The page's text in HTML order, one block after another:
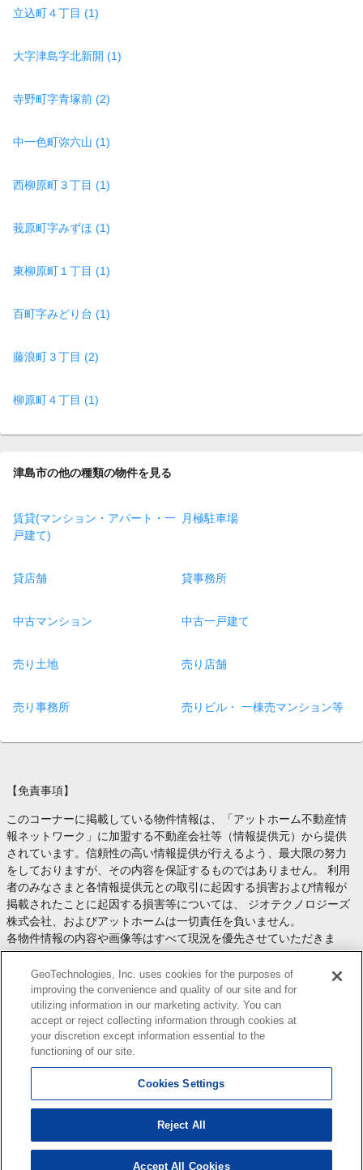
立込町４丁目 (1)
大字津島字北新開 (1)
寺野町字青塚前 (2)
中一色町弥六山 (1)
西柳原町３丁目 (1)
莪原町字みずほ (1)
東柳原町１丁目 (1)
百町字みどり台 (1)
藤浪町３丁目 (2)
柳原町４丁目 (1)
津島市の他の種類の物件を見る
賃貸(マンション・アパート・一
戸建て)
月極駐車場
貸店舗 貸事務所
中古マンション 中古一戸建て
売り土地 売り店舗
売り事務所 売りビル・ 一棟売マンション等
【免責事項】
このコーナーに掲載している物件情報は、「アットホーム不動産情
報ネットワーク」に加盟する不動産会社等（情報提供元）から提供
されています。信頼性の高い情報提供が行えるよう、最大限の努力
をしておりますが、その内容を保証するものではありません。 利用
者のみなさまと各情報提供元との取引に起因する損害および情報が
掲載されたことに起因する損害等については、 ジオテクノロジーズ
株式会社、およびアットホームは一切責任を負いません。
各物件情報の内容や画像等はすべて現況を優先させていただきま
す。
お取引等（お取引の準備、資金調達等を含みます）の際には、内容
や契約条件等について、 各情報提供元より十分な説明を受け、ご自
身でご確認の上、判断してください。
このコーナーへの物件情報のご掲載、その他不動産業務ソリューシ
ョン等についての不動産会社様のお問合せはこちら
します。
Copyright(c) At Home Co.,Ltd. このサイトに掲載している情報の無断転載を禁止します。著作権
はアットホーム（株）またはその情報提供者に帰属します。
本ページはプロモーションが含まれています。
GeoTechnologies, Inc. uses cookies for the purposes of
improving the convenience and quality of our site and for
utilizing information in our marketing activity. You can
accept or reject collecting information through cookies at
your discretion except information essential to the
functioning of our site.
Cookies Settings
Reject All
Accept All Cookies